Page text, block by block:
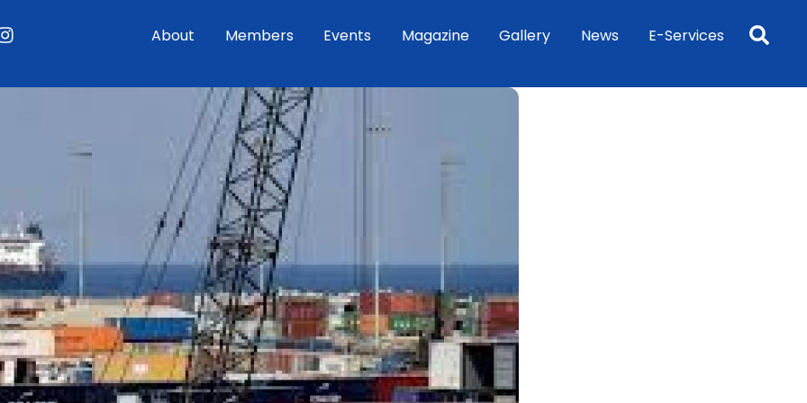
About Members Events Magazine Gallery News E-Services